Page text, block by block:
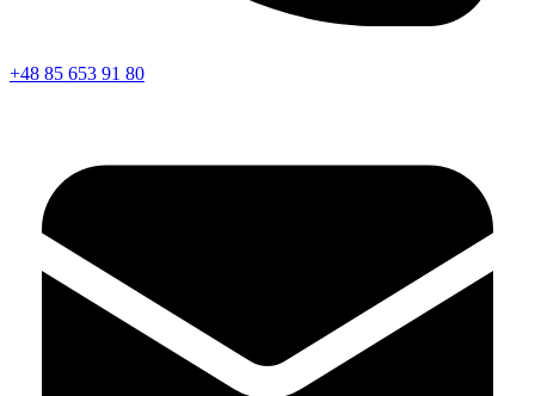
+48 85 653 91 80